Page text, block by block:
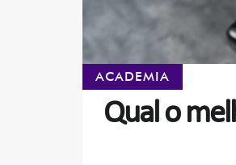
ACADEMIA
Qual o